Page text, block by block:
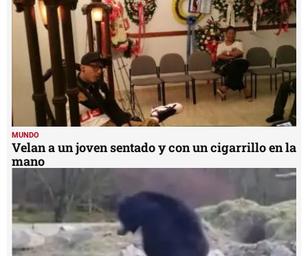
MUNDO
Velan a un joven sentado y con un cigarrillo en la
mano